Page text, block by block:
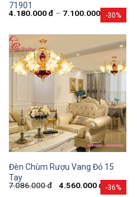
-30%
71901
4.180.000đ – 7.100.000
-36%
Đèn Chùm Rượu Vang Đỏ 15
Tay
7.086.000đ 4.560.000đ